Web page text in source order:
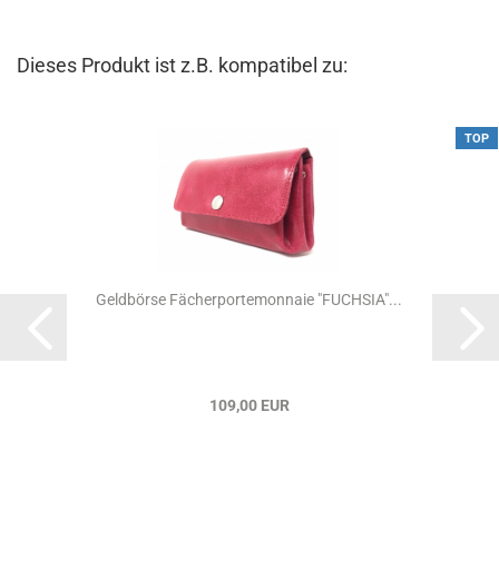
Dieses Produkt ist z.B. kompatibel zu:
TOP
Geldbörse Fächerportemonnaie "FUCHSIA"...
109,00 EUR